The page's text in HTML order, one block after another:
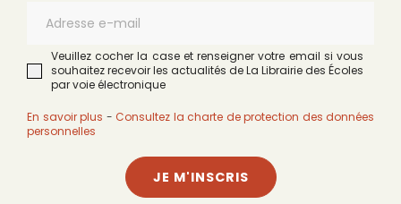
Veuillez cocher la case et renseigner votre email si vous
souhaitez recevoir les actualités de La Librairie des Écoles
par voie électronique
En savoir plus - Consultez la charte de protection des données
personnelles
JE M'INSCRIS